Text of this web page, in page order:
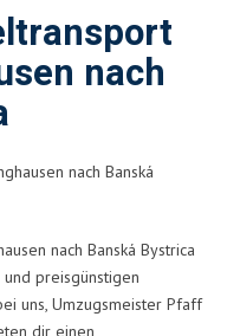
nach
nach Banská
nach Banská Bystrica
preisgünstigen
uns, Umzugsmeister Pfaff
dir einen